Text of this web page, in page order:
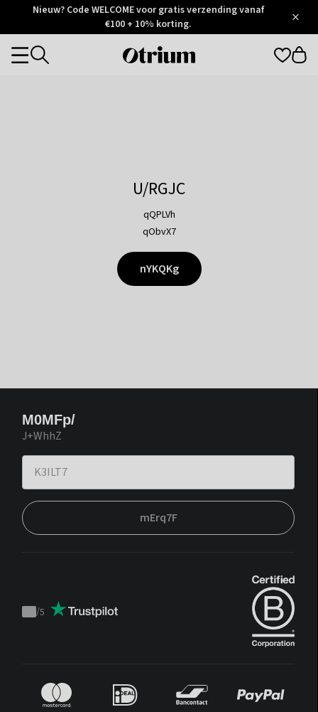
Otrium
Trustpilot
Nieuw? Code WELCOME voor gratis verzending vanaf
€100 + 10% korting.
Otrium
Categories
U/RGJC
qQPLVh
qObvX7
nYKQKg
M0MFp/
J+WhhZ
mErq7F
Trustpilot
/5